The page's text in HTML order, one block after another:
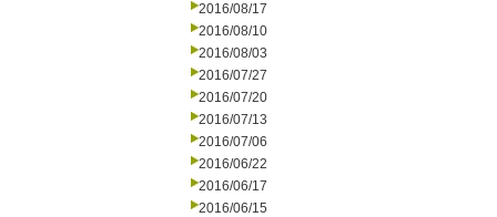
2016/08/17
2016/08/10
2016/08/03
2016/07/27
2016/07/20
2016/07/13
2016/07/06
2016/06/22
2016/06/17
2016/06/15